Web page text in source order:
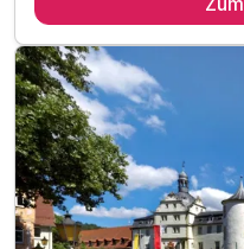
täglich Abendessen,
Aufpreis für regionale
1 x Rückenmassage (15
2 x Eintritt in die Totes-
täglich Nutzung des
Saunen, Liegewiese und
täglich Nutzung des